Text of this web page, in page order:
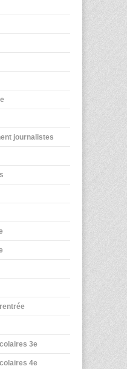
journalistes
3e
4e